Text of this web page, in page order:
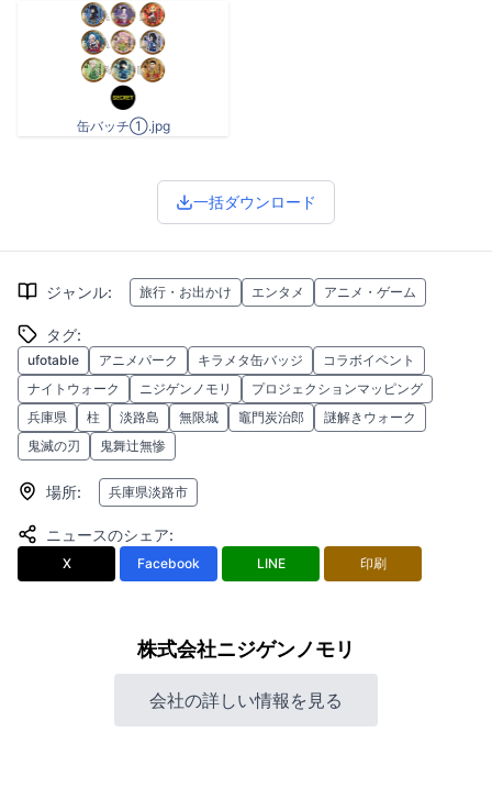
缶バッチ①.jpg
一括ダウンロード
ジャンル: 旅行・お出かけ エンタメ アニメ・ゲーム
タグ:
ufotable アニメパーク キラメタ缶バッジ
コラボイベント
ナイトウォーク
ニジゲンノモリ
プロジェクションマッピング
兵庫県
柱 淡路島 無限城 竈門炭治郎
謎解きウォーク
鬼滅の刃
鬼舞辻無惨
場所: 兵庫県淡路市
ニュースのシェア:
X Facebook LINE 印刷
株式会社ニジゲンノモリ
会社の詳しい情報を見る